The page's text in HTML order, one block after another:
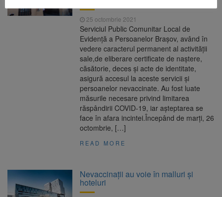
25 octombrie 2021
Serviciul Public Comunitar Local de
Evidență a Persoanelor Brașov, având în
vedere caracterul permanent al activității
sale,de eliberare certificate de naștere,
căsătorie, deces și acte de identitate,
asigură accesul la aceste servicii și
persoanelor nevaccinate. Au fost luate
măsurile necesare privind limitarea
răspândirii COVID-19, iar așteptarea se
face în afara incintei.Începând de marți, 26
octombrie, […]
READ MORE
Nevaccinații au voie în malluri și
hoteluri